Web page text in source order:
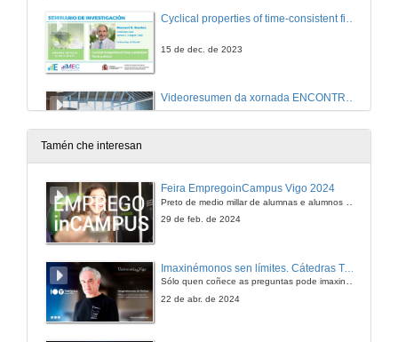
15 de dec. de 2023
Videoresumen da xornada ENCONTRO CIENTÍFICO ’23
2 de nov. de 2023
2 de nov. de 2023
15 de set. de 2023
Tamén che interesan
Feira EmpregoinCampus Vigo 2024
29 de feb. de 2024
Imaxinémonos sen límites. Cátedras Telefónica
Sólo quen coñece as preguntas pode imaxinar novas respostas
22 de abr. de 2024